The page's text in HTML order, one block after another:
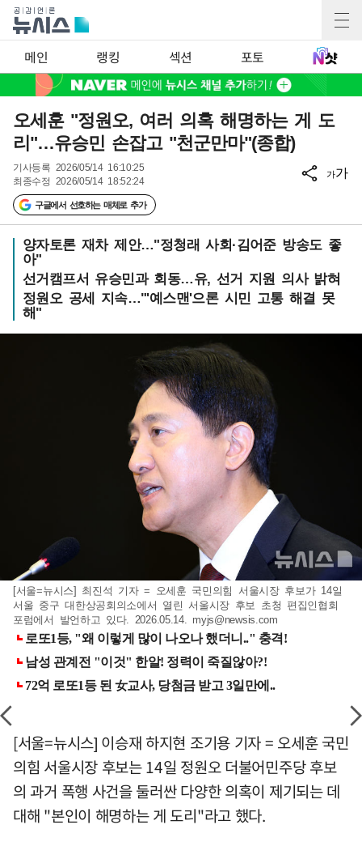
메인 랭킹 섹션 포토
오세훈 "정원오, 여러 의혹 해명하는 게 도
리"…유승민 손잡고 "천군만마"(종합)
기사등록 2026/05/14 16:10:25
최종수정 2026/05/14 18:52:24
구글에서 선호하는 매체로 추가
가가
양자토론 재차 제안…"정청래 사회·김어준 방송도 좋
아"
선거캠프서 유승민과 회동…유, 선거 지원 의사 밝혀
정원오 공세 지속…"'예스맨'으론 시민 고통 해결 못
해"
[서울=뉴시스] 최진석 기자 = 오세훈 국민의힘 서울시장 후보가 14일
서울 중구 대한상공회의소에서 열린 서울시장 후보 초청 편집인협회
포럼에서 발언하고 있다. 2026.05.14. myjs@newsis.com
[서울=뉴시스] 이승재 하지현 조기용 기자 = 오세훈 국민
의힘 서울시장 후보는 14일 정원오 더불어민주당 후보
의 과거 폭행 사건을 둘러싼 다양한 의혹이 제기되는 데
대해 "본인이 해명하는 게 도리"라고 했다.